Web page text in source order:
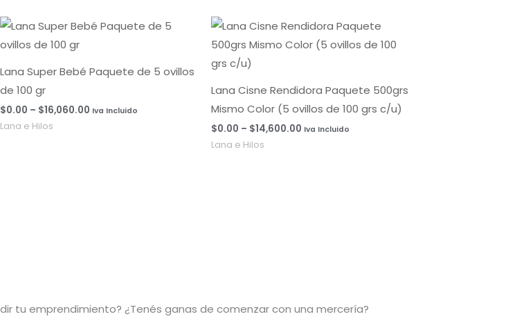
Lana Super Bebé Paquete de 5 ovillos
de 100 gr
$0.00 – $16,060.00
Rango
de
$0.00
hasta
Iva Incluido
Lana e Hilos
Lana Cisne Rendidora Paquete 500grs
Mismo Color (5 ovillos de 100 grs c/u)
$0.00 – $14,600.00
Rango
de
precios:
$14,600.00
Iva Incluido
Lana e Hilos
tu emprendimiento? ¿Tenés ganas de comenzar con una mercería?